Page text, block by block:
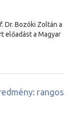
Dr. Bozóki Zoltán a
előadást a Magyar
rangos